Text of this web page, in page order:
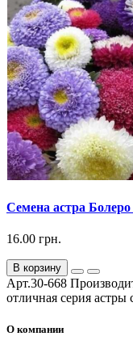
Семена астра Болеро
16.00 грн.
В корзину
Арт.30-668
отличная серия астры
О компании